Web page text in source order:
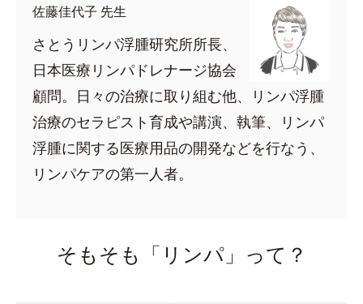
佐藤佳代子 先生
さとうリンパ浮腫研究所所長、
日本医療リンパドレナージ協会
顧問。日々の治療に取り組む他、リンパ浮腫
治療のセラピスト育成や講演、執筆、リンパ
浮腫に関する医療用品の開発などを行なう、
リンパケアの第一人者。
そもそも「リンパ」って？